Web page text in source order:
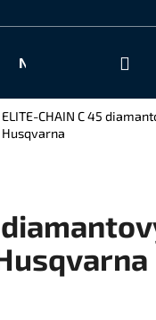
NAŠE SLUŽBY
ELITE-CHAIN C 45
Husqvarna